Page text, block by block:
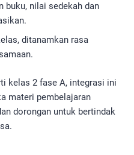
buku, nilai sedekah dan
ditanamkan rasa
kelas 2 fase A, integrasi ini
materi pembelajaran
dorongan untuk bertindak